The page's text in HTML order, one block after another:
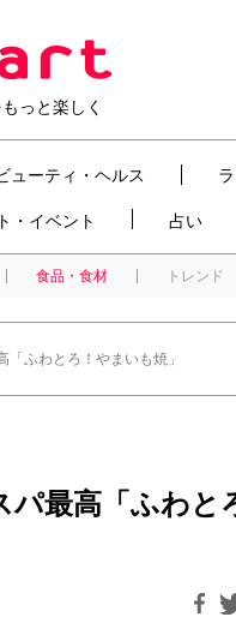
っと楽しく
ューティ・ヘルス
・イベント 占い
食品・食材 トレンド
「ふわとろ！やまいも焼」
パ最高「ふわと